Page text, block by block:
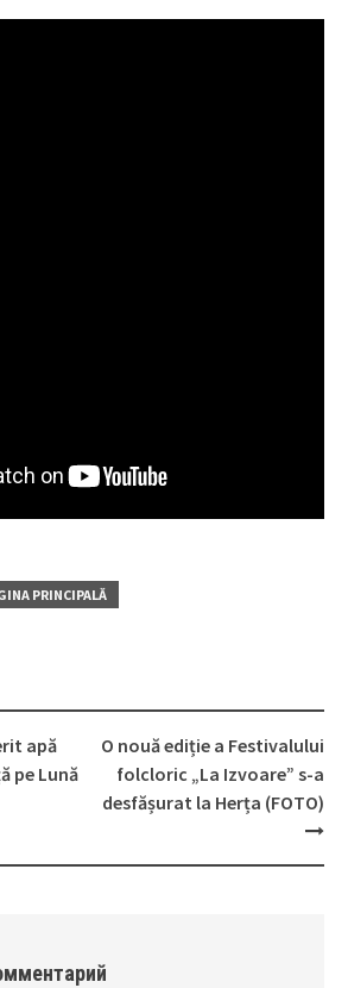
PRINCIPALĂ
apă
pe Lună
O nouă ediție a Festivalului
folcloric „La Izvoare” s-a
desfășurat la Herța (FOTO)